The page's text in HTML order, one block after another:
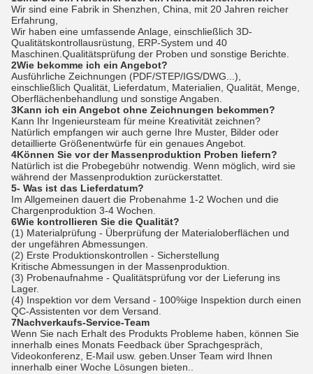
Wir sind eine Fabrik in Shenzhen, China, mit 20 Jahren reicher
Erfahrung,
Wir haben eine umfassende Anlage, einschließlich 3D-
Qualitätskontrollausrüstung, ERP-System und 40
Maschinen.Qualitätsprüfung der Proben und sonstige Berichte.
2Wie bekomme ich ein Angebot?
Ausführliche Zeichnungen (PDF/STEP/IGS/DWG...),
einschließlich Qualität, Lieferdatum, Materialien, Qualität, Menge,
Oberflächenbehandlung und sonstige Angaben.
3Kann ich ein Angebot ohne Zeichnungen bekommen?
Kann Ihr Ingenieursteam für meine Kreativität zeichnen?
Natürlich empfangen wir auch gerne Ihre Muster, Bilder oder
detaillierte Größenentwürfe für ein genaues Angebot.
4Können Sie vor der Massenproduktion Proben liefern?
Natürlich ist die Probegebühr notwendig. Wenn möglich, wird sie
während der Massenproduktion zurückerstattet.
5- Was ist das Lieferdatum?
Im Allgemeinen dauert die Probenahme 1-2 Wochen und die
Chargenproduktion 3-4 Wochen.
6Wie kontrollieren Sie die Qualität?
(1) Materialprüfung - Überprüfung der Materialoberflächen und
der ungefähren Abmessungen.
(2) Erste Produktionskontrollen - Sicherstellung
Kritische Abmessungen in der Massenproduktion.
(3) Probenaufnahme - Qualitätsprüfung vor der Lieferung ins
Lager.
(4) Inspektion vor dem Versand - 100%ige Inspektion durch einen
QC-Assistenten vor dem Versand.
7Nachverkaufs-Service-Team
Wenn Sie nach Erhalt des Produkts Probleme haben, können Sie
innerhalb eines Monats Feedback über Sprachgespräch,
Videokonferenz, E-Mail usw. geben.Unser Team wird Ihnen
innerhalb einer Woche Lösungen bieten..